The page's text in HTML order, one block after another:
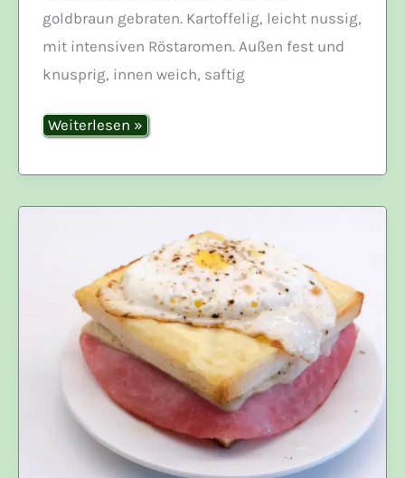
goldbraun gebraten. Kartoffelig, leicht nussig,
mit intensiven Röstaromen. Außen fest und
knusprig, innen weich, saftig
schweizer
Kartoffelrösti
Rösti
bernois
Weiterlesen »